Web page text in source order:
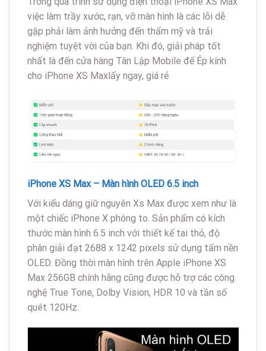
việc làm trầy xước, rạn, vỡ màn hình là các lỗi dễ
gặp phải làm ảnh hưởng đến thẩm mỹ và trải
nghiệm tuyệt vời của bạn. Khi đó, giải pháp tốt
nhất là đến cửa hàng Tân Lập Mobile để Ép kính
cho iPhone XS Maxlấy ngay, giá rẻ
iPhone XS Max – Màn hình OLED 6.5 inch
Với kiểu dáng giữ nguyên Xs Max được xem như là
một chiếc iPhone X phóng to. Sản phẩm có kích
thước màn hình 6.5 inch với thiết kế tai thỏ, độ
phân giải đạt 2688 x 1242 pixels sử dụng tấm nền
OLED. Đồng thời màn hình trên Apple iPhone XS
Max 256GB chính hãng cũng được hỗ trợ các công
nghệ True Tone, Dolby Vision, HDR 10 và tần số
quét 120Hz.